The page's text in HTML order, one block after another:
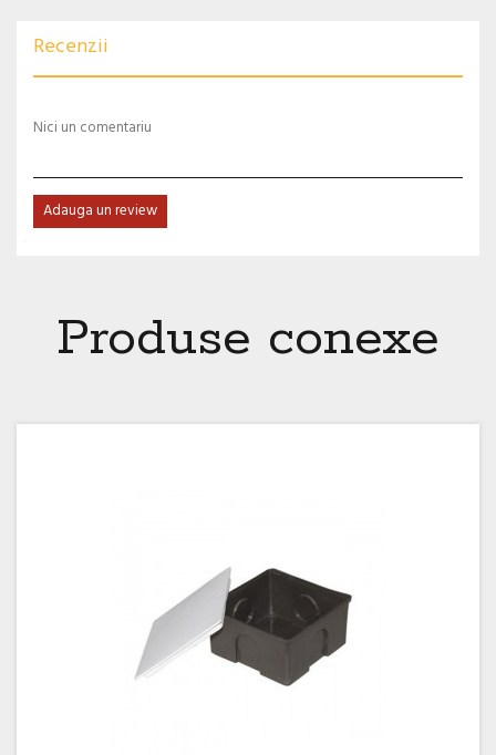
Recenzii
Nici un comentariu
Adauga un review
Produse conexe